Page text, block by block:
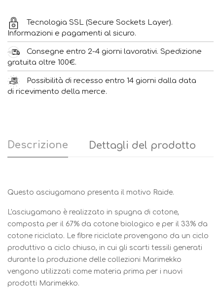
Tecnologia SSL (Secure Sockets Layer).
Informazioni e pagamenti al sicuro.
Consegne entro 2-4 giorni lavorativi. Spedizione
gratuita oltre 100€.
Possibilità di recesso entro 14 giorni dalla data
di ricevimento della merce.
Descrizione Dettagli del prodotto
Questo asciugamano presenta il motivo Raide.
L'asciugamano è realizzato in spugna di cotone,
composta per il 67% da cotone biologico e per il 33% da
cotone riciclato. Le fibre riciclate provengono da un ciclo
produttivo a ciclo chiuso, in cui gli scarti tessili generati
durante la produzione delle collezioni Marimekko
vengono utilizzati come materia prima per i nuovi
prodotti Marimekko.